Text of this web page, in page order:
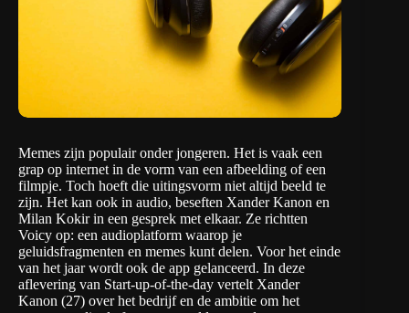
Memes zijn populair onder jongeren. Het is vaak een
grap op internet in de vorm van een afbeelding of een
filmpje. Toch hoeft die uitingsvorm niet altijd beeld te
zijn. Het kan ook in audio, beseften Xander Kanon en
Milan Kokir in een gesprek met elkaar. Ze richtten
Voicy op: een audioplatform waarop je
geluidsfragmenten en memes kunt delen. Voor het einde
van het jaar wordt ook de app gelanceerd. In deze
aflevering van Start-up-of-the-day vertelt Xander
Kanon (27) over het bedrijf en de ambitie om het